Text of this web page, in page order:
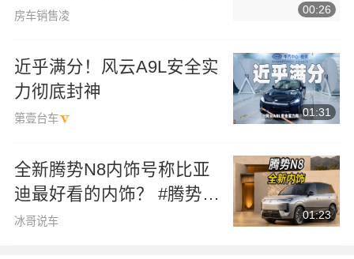
置仅19.8万起
房车销售凌
00:26
近乎满分！风云A9L安全实
力彻底封神
第壹台车
01:31
全新腾势N8内饰号称比亚
迪最好看的内饰？ #腾势
N8 #大五座纯电豪华SUV #
冰哥说车
01:23